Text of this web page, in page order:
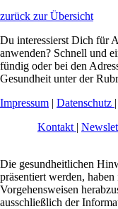
zurück zur Übersicht
Du interessierst Dich für
anwenden? Schnell und
fündig oder bei den
Gesundheit unter der
Impressum | Datenschutz |
Kontakt |
Die gesundheitlichen
präsentiert werden,
Vorgehensweisen
ausschließlich der